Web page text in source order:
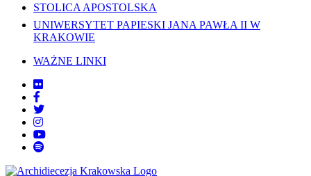
STOLICA APOSTOLSKA
UNIWERSYTET PAPIESKI JANA PAWŁA II W
KRAKOWIE
WAŻNE LINKI